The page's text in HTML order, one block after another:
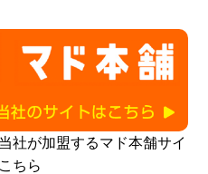
社が加盟するマド本舗サイ
ちら